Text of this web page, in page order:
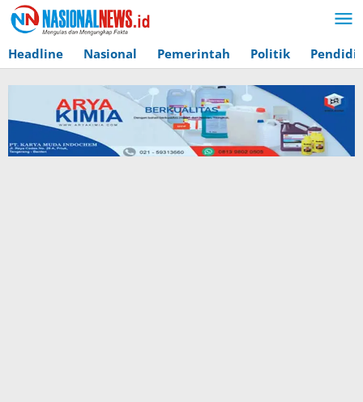
Lewati
ke
konten
Headline Nasional Pemerintah Politik